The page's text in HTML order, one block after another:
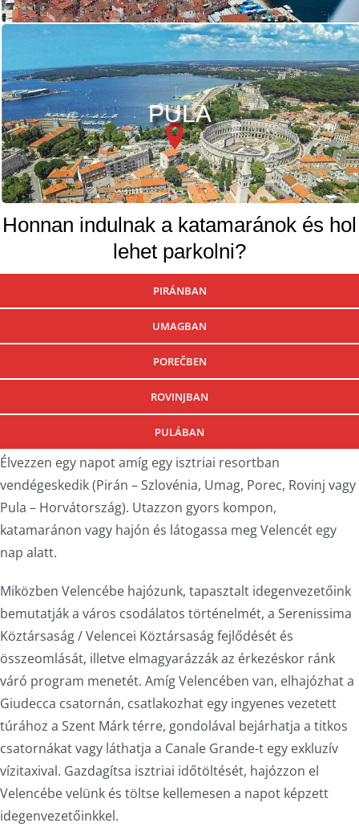
PULA
Honnan indulnak a katamaránok és hol
lehet parkolni?
PIRÁNBAN
UMAGBAN
POREČBEN
ROVINJBAN
PULÁBAN
Élvezzen egy napot amíg egy isztriai resortban
vendégeskedik (Pirán – Szlovénia, Umag, Porec, Rovinj vagy
Pula – Horvátország). Utazzon gyors kompon,
katamaránon vagy hajón és látogassa meg Velencét egy
nap alatt.
Miközben Velencébe hajózunk, tapasztalt idegenvezetőink
bemutatják a város csodálatos történelmét, a Serenissima
Köztársaság / Velencei Köztársaság fejlődését és
összeomlását, illetve elmagyarázzák az érkezéskor ránk
váró program menetét. Amíg Velencében van, elhajózhat a
Giudecca csatornán, csatlakozhat egy ingyenes vezetett
túrához a Szent Márk térre, gondolával bejárhatja a titkos
csatornákat vagy láthatja a Canale Grande-t egy exkluzív
vízitaxival. Gazdagítsa isztriai időtöltését, hajózzon el
Velencébe velünk és töltse kellemesen a napot képzett
idegenvezetőinkkel.